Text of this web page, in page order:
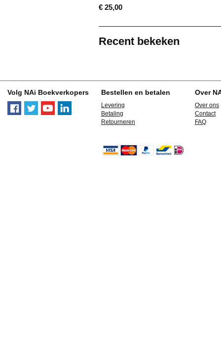
€ 25,00
Recent bekeken
Volg NAi Boekverkopers Bestellen en betalen
Levering
Betaling
Retourneren
Over
Over ons
Contact
FAQ